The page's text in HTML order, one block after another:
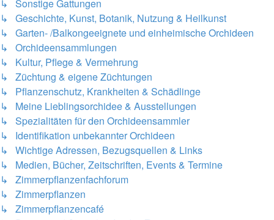
↳ Sonstige Gattungen
↳ Geschichte, Kunst, Botanik, Nutzung & Heilkunst
↳ Garten- /Balkongeeignete und einheimische Orchideen
↳ Orchideensammlungen
↳ Kultur, Pflege & Vermehrung
↳ Züchtung & eigene Züchtungen
↳ Pflanzenschutz, Krankheiten & Schädlinge
↳ Meine Lieblingsorchidee & Ausstellungen
↳ Spezialitäten für den Orchideensammler
↳ Identifikation unbekannter Orchideen
↳ Wichtige Adressen, Bezugsquellen & Links
↳ Medien, Bücher, Zeitschriften, Events & Termine
↳ Zimmerpflanzenfachforum
↳ Zimmerpflanzen
↳ Zimmerpflanzencafé